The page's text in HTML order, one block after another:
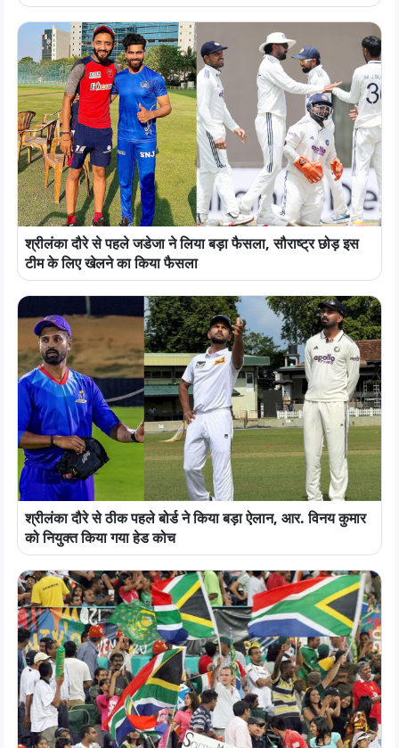
श्रीलंका दौरे से पहले जडेजा ने लिया बड़ा फैसला, सौराष्ट्र छोड़ इस
टीम के लिए खेलने का किया फैसला
श्रीलंका दौरे से ठीक पहले बोर्ड ने किया बड़ा ऐलान, आर. विनय कुमार
को नियुक्त किया गया हेड कोच